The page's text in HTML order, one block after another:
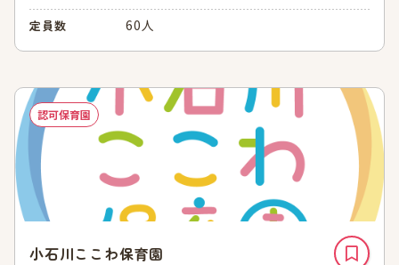
定員数 60人
認可保育園
小石川ここわ保育園